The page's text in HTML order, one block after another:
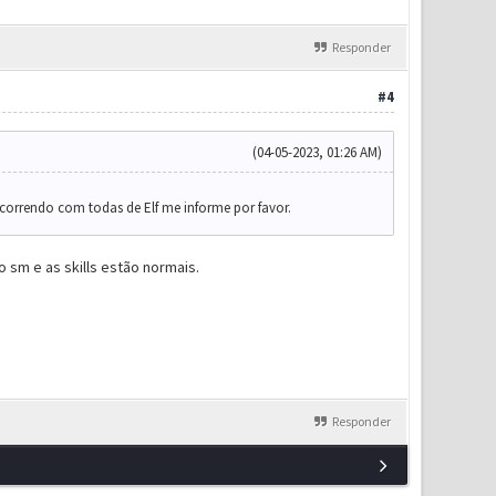
Responder
#4
(04-05-2023, 01:26 AM)
com todas de Elf me informe por favor.
e as skills estão normais.
Responder